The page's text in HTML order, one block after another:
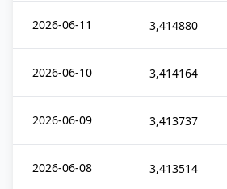
2026-06-11 3,414880
2026-06-10 3,414164
2026-06-09 3,413737
2026-06-08 3,413514